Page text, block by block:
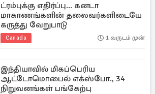
ட்ரம்புக்கு எதிர்ப்பு... கனடா
மாகாணங்களின் தலைவர்களிடையே
கருத்து வேறுபாடு
Canada 1 வருடம் முன்
இந்தியாவில் மிகப்பெரிய
ஆட்டோமொபைல் எக்ஸ்போ., 34
நிறுவனங்கள் பங்கேற்பு